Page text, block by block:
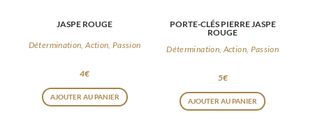
JASPE ROUGE
Détermination, Action, Passion
4€
AJOUTER AU PANIER
PORTE-CLÉS PIERRE JASPE
ROUGE
Détermination, Action, Passion
5€
AJOUTER AU PANIER